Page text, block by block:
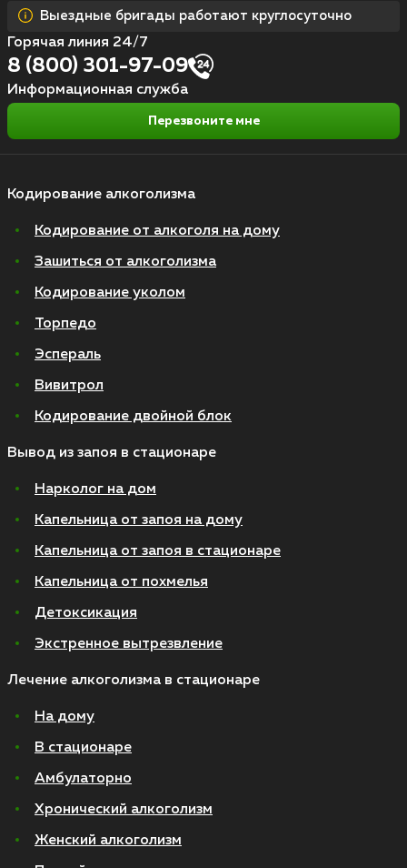
Кодирование алкоголизма
Кодирование от алкоголя на дому
Зашиться от алкоголизма
Кодирование уколом
Торпедо
Эспераль
Вивитрол
Кодирование двойной блок
Вывод из запоя в стационаре
Нарколог на дом
Капельница от запоя на дому
Капельница от запоя в стационаре
Капельница от похмелья
Детоксикация
Экстренное вытрезвление
Лечение алкоголизма в стационаре
На дому
В стационаре
Амбулаторно
Хронический алкоголизм
Женский алкоголизм
Выездные бригады работают круглосуточно
Горячая линия 24/7
8 (800) 301-97-09
Информационная служба
Перезвоните мне